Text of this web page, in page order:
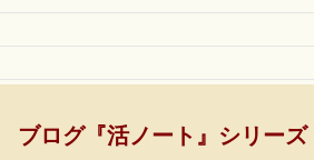
ブログ『活ノート』シリーズ